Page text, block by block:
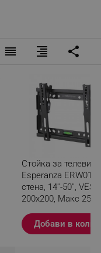
reorder format_align_right share
Стойка за
Esperanza
стена, 14''-50'', VESA
200x200, Макс 25
Добави в